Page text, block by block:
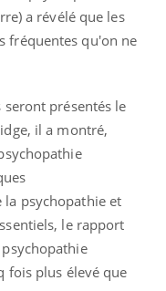
a révélé que les
fréquentes qu'on ne
présentés le
il a montré,
la psychopathie et
le rapport
fois plus élevé que